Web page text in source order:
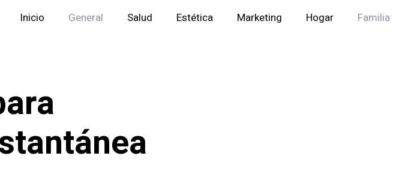
Inicio General Salud Estética Marketing Hogar Familia